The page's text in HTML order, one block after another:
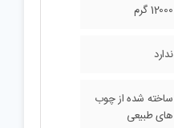
12000 گرم
ندارد
ساخته شده از چوب
های طبیعی